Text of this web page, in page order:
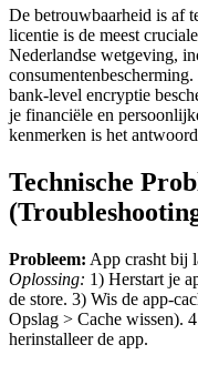
De betrouwbaarheid is af
licentie is de meest
Nederlandse wetgeving,
bank-level encryptie
je financiële en
kenmerken is het
Technische
Probleem: App crasht bij
Oplossing: 1) Herstart je
de store. 3) Wis de app-
Opslag > Cache wissen).
herinstalleer de app.